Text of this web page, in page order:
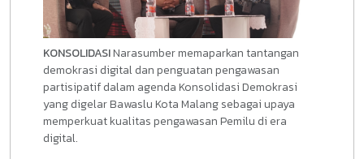
KONSOLIDASINarasumber memaparkan tantangan
demokrasi digital dan penguatan pengawasan
partisipatif dalam agenda Konsolidasi Demokrasi
yang digelar Bawaslu Kota Malang sebagai upaya
memperkuat kualitas pengawasan Pemilu di era
digital.